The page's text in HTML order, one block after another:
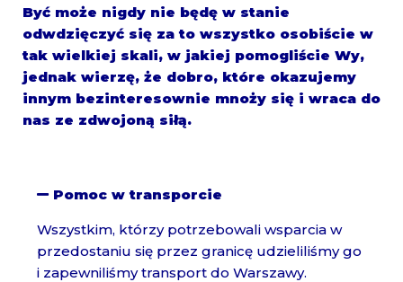
Być może nigdy nie będę w stanie
odwdzięczyć się za to wszystko osobiście w
tak wielkiej skali, w jakiej pomogliście Wy,
jednak wierzę, że dobro, które okazujemy
innym bezinteresownie mnoży się i wraca do
nas ze zdwojoną siłą.
Pomoc w transporcie
Wszystkim, którzy potrzebowali wsparcia w
przedostaniu się przez granicę udzieliliśmy go
i zapewniliśmy transport do Warszawy.